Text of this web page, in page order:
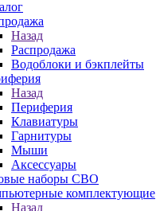
Назад
Распродажа
Водоблоки и бэкплейты
Назад
Периферия
Клавиатуры
Гарнитуры
Мыши
Аксессуары
наборы СВО
комплектующие
Назад